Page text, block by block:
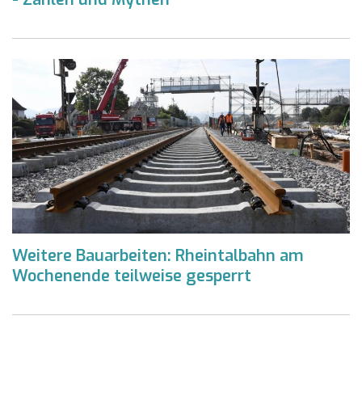
Weitere Bauarbeiten: Rheintalbahn am
Wochenende teilweise gesperrt